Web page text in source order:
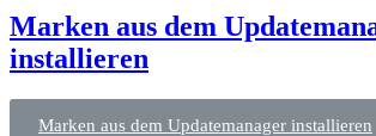
Marken aus dem
installieren
Marken aus dem Updatemanager installieren